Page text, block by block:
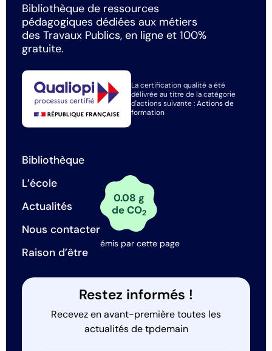
Bibliothèque de ressources
pédagogiques dédiées aux métiers
des Travaux Publics, en ligne et 100%
gratuite.
La certification qualité a été
délivrée au titre de la catégorie
d'actions suivante :Actions de
formation
Bibliothèque
L’école
Actualités
Nous contacter
Raison d’être
0.08 g
de CO2
émis par cette page
Restez informés !
Recevez en avant-première toutes les
actualités de tpdemain